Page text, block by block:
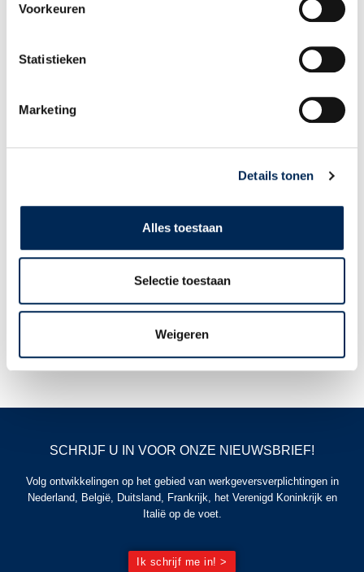
Voorkeuren
Statistieken
Marketing
Details tonen
Alles toestaan
Selectie toestaan
Weigeren
Floris Naafs
doorKaren Thompson 16/03/2023
SCHRIJF U IN VOOR ONZE NIEUWSBRIEF!
Volg ontwikkelingen op het gebied van werkgeversverplichtingen in
Nederland, België, Duitsland, Frankrijk, het Verenigd Koninkrijk en
Italië op de voet.
Ik schrijf me in! >